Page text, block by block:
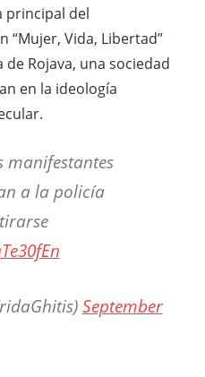
principal del
“Mujer, Vida, Libertad”
de Rojava, una sociedad
en la ideología
manifestantes
a la policía
September